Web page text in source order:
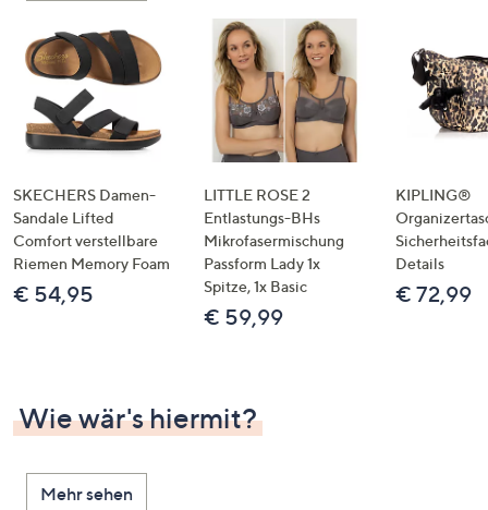
SKECHERS Damen-
Sandale Lifted
Comfort verstellbare
Riemen Memory Foam
€ 54,95
LITTLE ROSE 2
Entlastungs-BHs
Mikrofasermischung
Passform Lady 1x
Spitze, 1x Basic
€ 59,99
KIPLING®
Details
€ 72,99
Wie wär's hiermit?
Mehr sehen